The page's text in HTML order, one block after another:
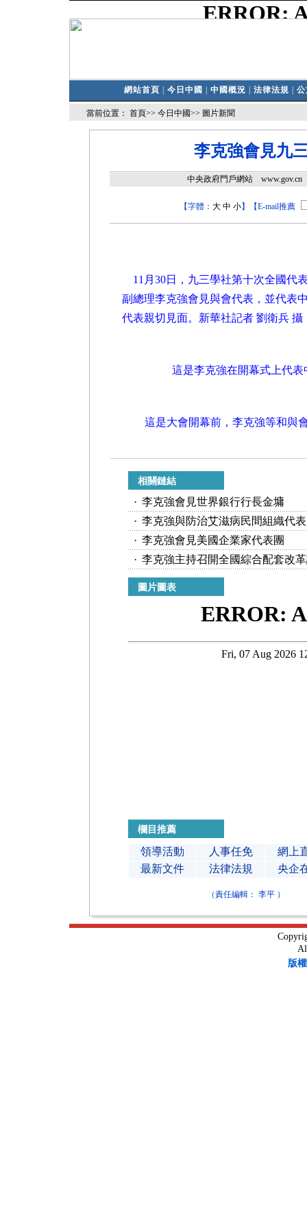
網站首頁 今日中國 中國概況 法律法規 公
當前位置： 首頁>> 今日中國>> 圖片新聞
李克強會見九
中央政府門戶網站
【字體： 大 中 小】 【E-mail推薦
11月30日，九三學社第十次全國代
副總理李克強會見與會代表，並代表
代表親切見面。新華社記者 劉衛兵 攝
這是李克強在開幕式上代
這是大會開幕前，李克強等和與
相關鏈結
· 李克強會見世界銀行行長金墉
· 李克強與防治艾滋病民間組織代
· 李克強會見美國企業家代表團
· 李克強主持召開全國綜合配套改
圖片圖表
欄目推薦
領導活動 人事任免
網上
最新文件
法律法規 央企
（責任編輯： 李平 ）
版